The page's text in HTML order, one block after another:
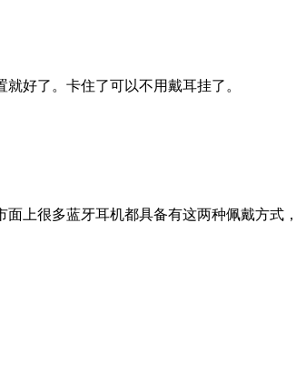
好了。卡住了可以不用戴耳挂了。
上很多蓝牙耳机都具备有这两种佩戴方式，